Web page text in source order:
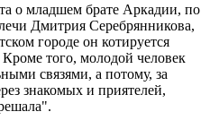
о младшем брате Аркадии, по
Дмитрия Серебрянникова,
городе он котируется
того, молодой человек
связями, а потому, за
знакомых и приятелей,